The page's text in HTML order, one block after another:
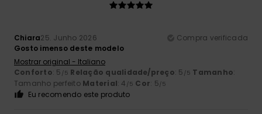
Chiara25. Junho 2026
Compra verificada
Gosto imenso deste modelo
Mostrar original - Italiano
Conforto: 5 /5 Relação qualidade/preço: 5 /5 Tamanho:
Tamanho perfeito Material: 4 /5 Cor: 5/5
Eu recomendo este produto